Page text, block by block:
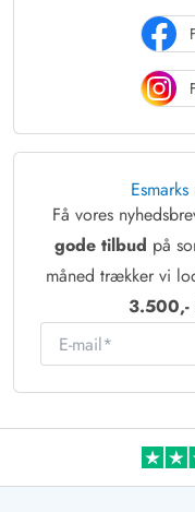
Få vores
gode tilbud på
måned trækker vi
3.500,-
E-mail